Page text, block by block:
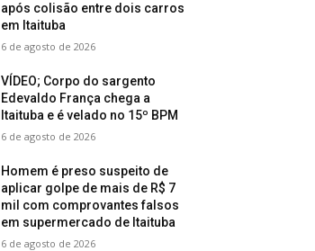
após colisão entre dois carros
em Itaituba
6 de agosto de 2026
VÍDEO; Corpo do sargento
Edevaldo França chega a
Itaituba e é velado no 15º BPM
6 de agosto de 2026
Homem é preso suspeito de
aplicar golpe de mais de R$ 7
mil com comprovantes falsos
em supermercado de Itaituba
6 de agosto de 2026